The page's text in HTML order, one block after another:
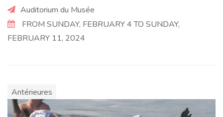
Auditorium du Musée
FROM SUNDAY, FEBRUARY 4 TO SUNDAY,
FEBRUARY 11, 2024
Antérieures